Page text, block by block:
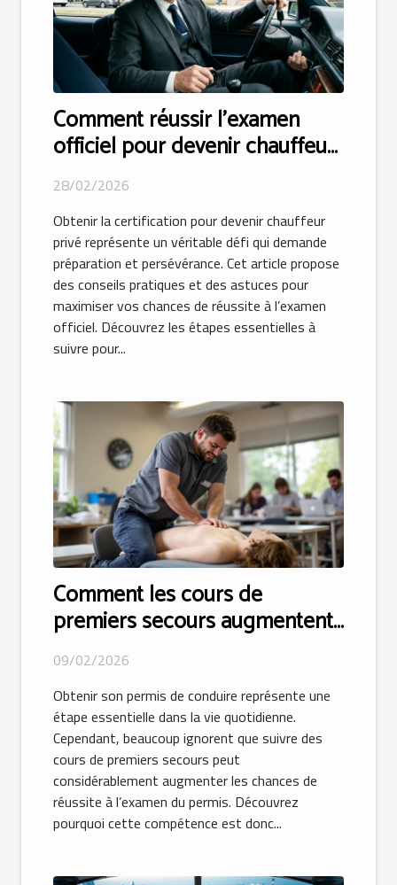
Comment réussir l'examen
officiel pour devenir chauffeur
privé ?
28/02/2026
Obtenir la certification pour devenir chauffeur
privé représente un véritable défi qui demande
préparation et persévérance. Cet article propose
des conseils pratiques et des astuces pour
maximiser vos chances de réussite à l’examen
officiel. Découvrez les étapes essentielles à
suivre pour...
Comment les cours de
premiers secours augmentent-
ils vos chances d'obtenir votre
permis ?
09/02/2026
Obtenir son permis de conduire représente une
étape essentielle dans la vie quotidienne.
Cependant, beaucoup ignorent que suivre des
cours de premiers secours peut
considérablement augmenter les chances de
réussite à l’examen du permis. Découvrez
pourquoi cette compétence est donc...